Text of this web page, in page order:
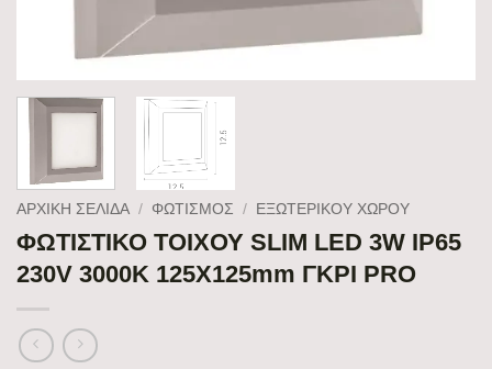
ΑΡΧΙΚΉ ΣΕΛΊΔΑ / ΦΩΤΙΣΜΟΣ / ΕΞΩΤΕΡΙΚΟΥ ΧΩΡΟΥ
ΦΩΤΙΣΤΙΚΟ ΤΟΙΧΟΥ SLIM LED 3W IP65
230V 3000K 125X125mm ΓΚΡΙ PRO